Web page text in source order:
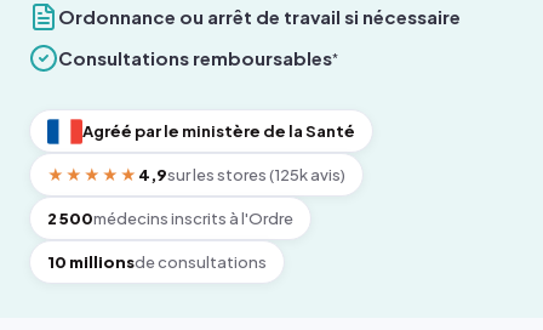
Ordonnance ou arrêt de travail si nécessaire
Consultations remboursables*
Agréé par le ministère de la Santé
★★★★★ 4,9sur les stores (125k avis)
2 500médecins inscrits à l'Ordre
10 millionsde consultations